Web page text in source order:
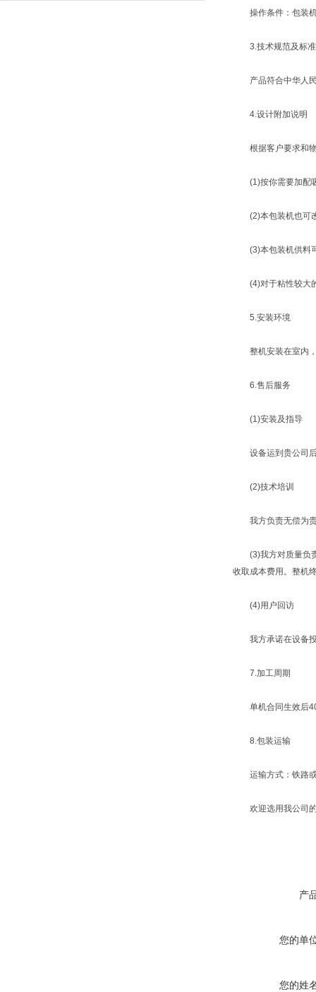
操作条件：包装机
3.技术规范及标准
产品符合中华人民
4.设计附加说明
根据客户要求和物
(1)按你需要加配吸
(2)本包装机也可改
(3)本包装机供料可
(4)对于粘性较大的
5.安装环境
整机安装在室内，
6.售后服务
(1)安装及指导
设备运到贵公司后
(2)技术培训
我方负责无偿为贵
(3)我方对质量负责
收取成本费用。整机
(4)用户回访
我方承诺在设备投
7.加工周期
单机合同生效后
8.包装运输
运输方式：铁路或
欢迎选用我公司的
产
您的单
您的姓